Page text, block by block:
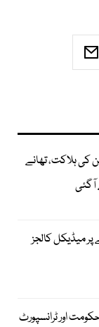
کی ہلاکت، تھانے
آگئی
میڈیکل کالجز
حکومت اور ٹرانسپورٹ